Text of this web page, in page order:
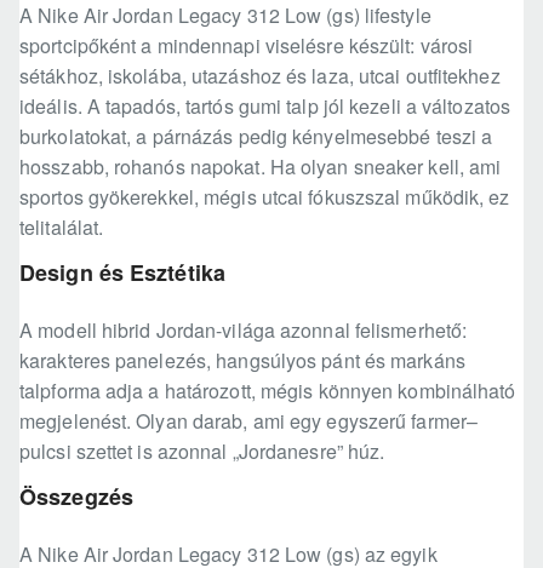
A Nike Air Jordan Legacy 312 Low (gs) lifestyle
sportcipőként a mindennapi viselésre készült: városi
sétákhoz, iskolába, utazáshoz és laza, utcai outfitekhez
ideális. A tapadós, tartós gumi talp jól kezeli a változatos
burkolatokat, a párnázás pedig kényelmesebbé teszi a
hosszabb, rohanós napokat. Ha olyan sneaker kell, ami
sportos gyökerekkel, mégis utcai fókuszszal működik, ez
telitalálat.
Design és Esztétika
A modell hibrid Jordan-világa azonnal felismerhető:
karakteres panelezés, hangsúlyos pánt és markáns
talpforma adja a határozott, mégis könnyen kombinálható
megjelenést. Olyan darab, ami egy egyszerű farmer–
pulcsi szettet is azonnal „Jordanesre” húz.
Összegzés
A Nike Air Jordan Legacy 312 Low (gs) az egyik